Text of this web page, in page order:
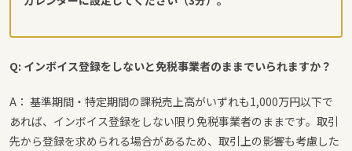
Q: インボイス登録をしないと免税事業者のままでいられますか？
A： 基準期間・特定期間の課税売上高がいずれも1,000万円以下で
あれば、インボイス登録をしない限り免税事業者のままです。取引
先から登録を求められる場合があるため、取引上の影響も考慮した